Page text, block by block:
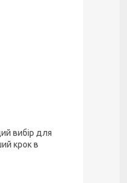
вибір для
крок в